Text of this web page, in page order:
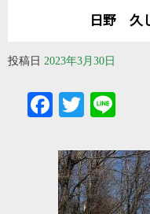
日野 久
投稿日 2023年3月30日
Facebook
Twitter